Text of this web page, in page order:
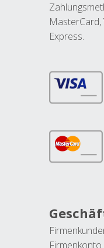
MasterCard,
Express.